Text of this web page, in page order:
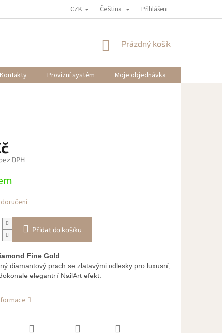
CZK Čeština Přihlášení
NÁKUPNÍ
Prázdný košík
Kontakty Provizní systém Moje objednávka
DPH
Přidat do košíku
Fine Gold
diamantový prach se zlatavými odlesky pro luxusní,
elegantní NailArt efekt.